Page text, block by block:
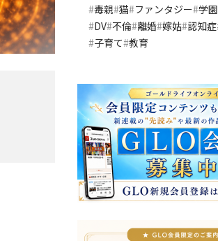
毒親 猫 ファンタジー 学園
DV 不倫 離婚 嫁姑 認知症
子育て 教育